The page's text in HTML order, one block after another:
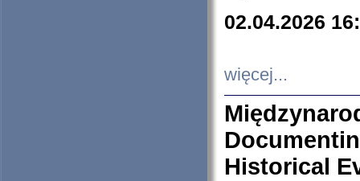
02.04.2026
więcej...
Historical